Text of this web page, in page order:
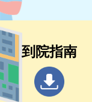
到院指南